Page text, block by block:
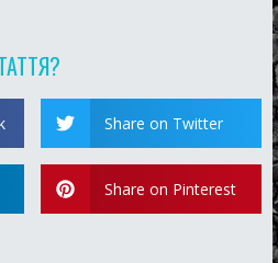
Share on Twitter
Share on Pinterest